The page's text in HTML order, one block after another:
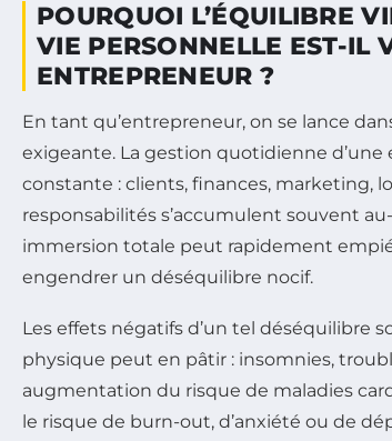
POURQUOI L’ÉQUILIBRE
VIE PERSONNELLE EST-IL
ENTREPRENEUR ?
En tant qu’entrepreneur, on se lance
exigeante. La gestion quotidienne
constante : clients, finances, marketing,
responsabilités s’accumulent souvent
immersion totale peut rapidement
engendrer un déséquilibre nocif.
Les effets négatifs d’un tel déséquilibre
physique peut en pâtir : insomnies,
augmentation du risque de maladies
le risque de burn-out, d’anxiété ou de